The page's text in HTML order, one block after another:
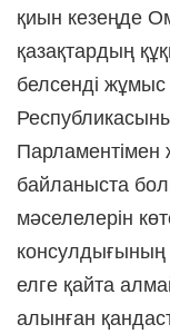
қиын кезеңде
қазақтардың
белсенді
Парламентімен
байланыста
мәселелерін
консулдығының
елге қайта
алынған